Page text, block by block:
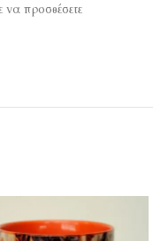
να προσθέσετε